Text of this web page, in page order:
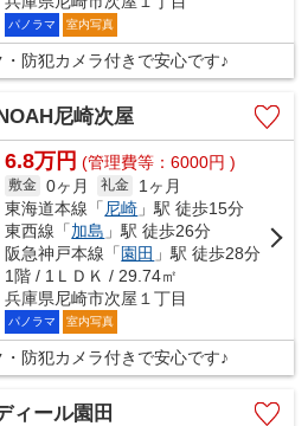
パノラマ 室内写真
防犯カメラ付きで安心です♪
尼崎次屋
6.8万円 (管理費等：6000円 )
敷金 0ヶ月 礼金
1ヶ月
東海道本線「 尼崎 」駅 徒歩15分
東西線「加島 」駅 徒歩26分
阪急神戸本線「園田 」駅 徒歩28分
1階 / 1ＬＤＫ / 29.74㎡
兵庫県尼崎市次屋１丁目
パノラマ 室内写真
防犯カメラ付きで安心です♪
ィール園田